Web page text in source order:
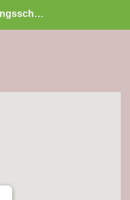
VonDenZwillingsschaetzen